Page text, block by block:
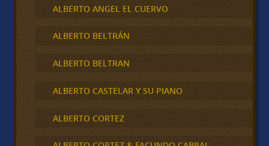
ALBERTO ANGEL EL CUERVO
ALBERTO BELTRÁN
ALBERTO BELTRAN
ALBERTO CASTELAR Y SU PIANO
ALBERTO CORTEZ